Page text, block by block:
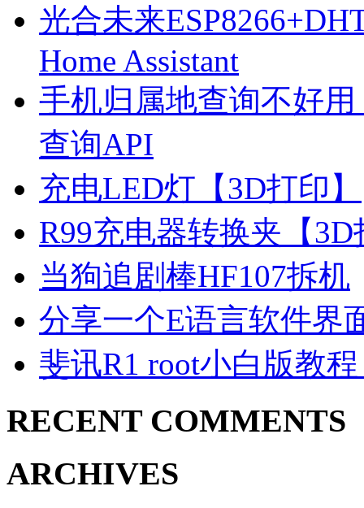
光合未来
Home Assistant
手机归属地查询不好
查询API
充电LED灯【3D打印】
R99充电器转换夹【3D
当狗追剧棒HF107拆机
分享一个E语言软件界
斐讯R1 root小白版教
RECENT COMMENTS
ARCHIVES